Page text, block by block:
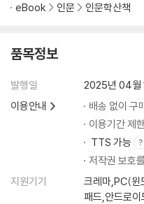
eBook 인문 인문학산책
품목정보
발행일
2025년 04월
이용안내
배송 없이 구
이용기간 제
TTS 가능
저작권 보호
지원기기
크레마,PC(윈
패드,안드로